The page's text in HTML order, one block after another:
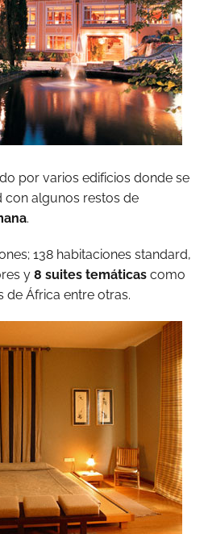
por varios edificios donde se
algunos restos de
.
138 habitaciones standard,
y 8 suites temáticas como
de África entre otras.